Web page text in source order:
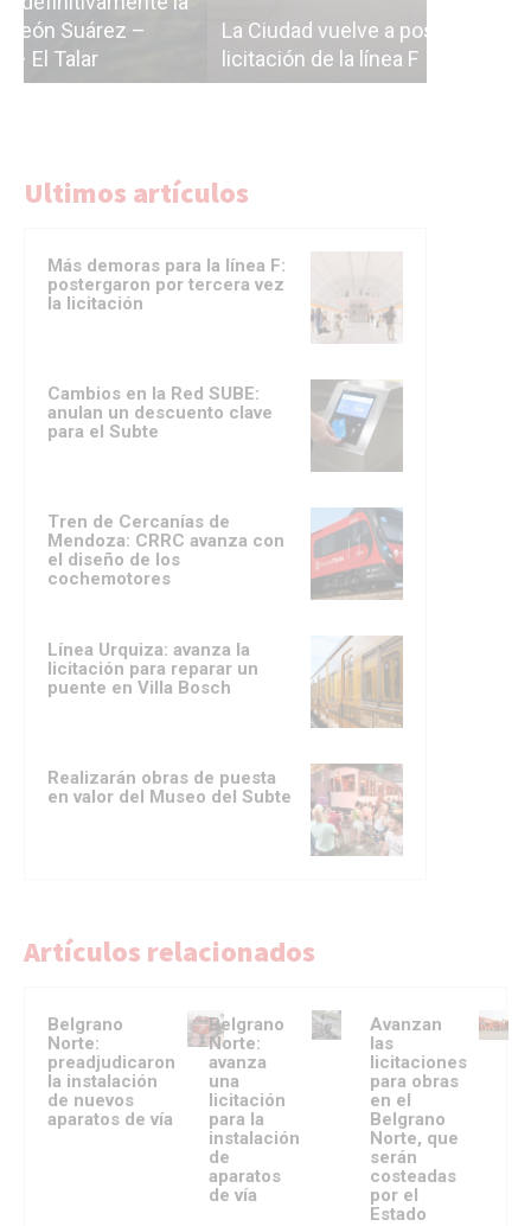
La Ciudad vuelve a postergar la
licitación de la línea F
Ultimos artículos
Más demoras para la línea F:
postergaron por tercera vez
la licitación
Cambios en la Red SUBE:
anulan un descuento clave
para el Subte
Tren de Cercanías de
Mendoza: CRRC avanza con
el diseño de los
cochemotores
Línea Urquiza: avanza la
licitación para reparar un
puente en Villa Bosch
Realizarán obras de puesta
en valor del Museo del Subte
Artículos relacionados
Belgrano
Norte:
preadjudicaron
la instalación
de nuevos
aparatos de vía
Belgrano
Norte:
avanza
una
licitación
para la
instalación
de
aparatos
de vía
Avanzan
las
licitaciones
para obras
en el
Belgrano
Norte, que
serán
costeadas
por el
Estado